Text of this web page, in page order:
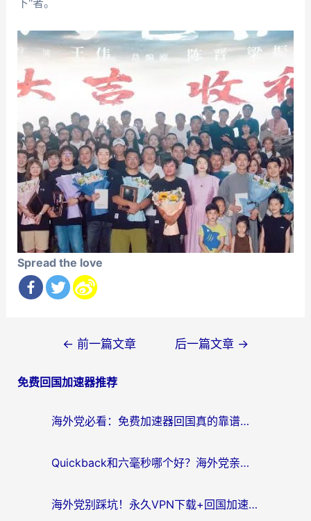
Spread the love
导
← 前一篇文章 后一篇文章 →
免费回国加速器推荐
海外党必看：免费加速器回国真的靠谱吗？3步教你选到好用的归雁替代
Quickback和六毫秒哪个好？海外党亲测：选对回国加速器，无缝刷剧办公不再愁
海外党别踩坑！永久VPN下载+回国加速器选择指南，无缝刷国内剧游戏支付